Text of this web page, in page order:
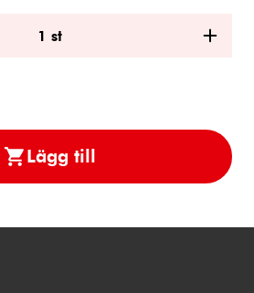
1 st
Öka
Lägg till
Katastrofpaket
en